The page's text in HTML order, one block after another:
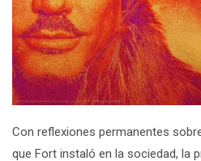
Con reflexiones permanentes
que Fort instaló en la sociedad, la